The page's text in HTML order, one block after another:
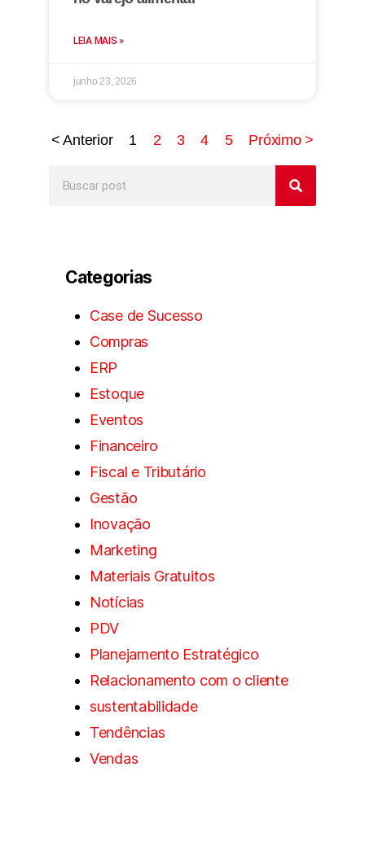
LEIA MAIS »
junho 23, 2026
< Anterior 1 2 3 4 5 Próximo >
Categorias
Case de Sucesso
Compras
ERP
Estoque
Eventos
Financeiro
Fiscal e Tributário
Gestão
Inovação
Marketing
Materiais Gratuitos
Notícias
PDV
Planejamento Estratégico
Relacionamento com o cliente
sustentabilidade
Tendências
Vendas